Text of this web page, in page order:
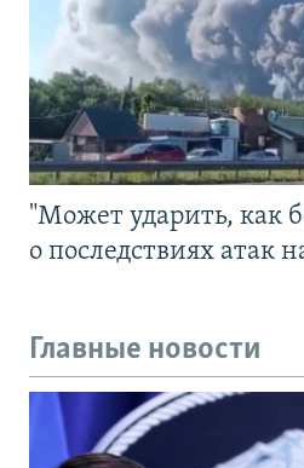
"Может ударить, как
о последствиях атак
Главные новости